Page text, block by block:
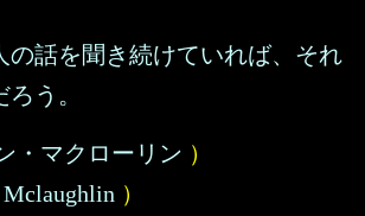
の話を聞き続けていれば、それ
う。
・マクローリン ）
）